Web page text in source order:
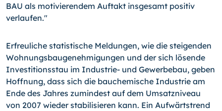
BAU als motivierendem Auftakt insgesamt positiv
verlaufen."
Erfreuliche statistische Meldungen, wie die steigenden
Wohnungsbaugenehmigungen und der sich lösende
Investitionsstau im Industrie- und Gewerbebau, geben
Hoffnung, dass sich die bauchemische Industrie am
Ende des Jahres zumindest auf dem Umsatzniveau
von 2007 wieder stabilisieren kann. Ein Aufwärtstrend